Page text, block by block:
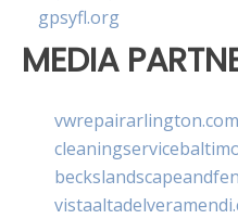
gpsyfl.org
MEDIA
vwrepairarlington.com